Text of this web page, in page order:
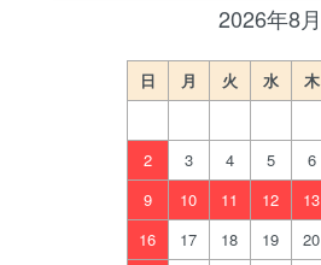
2026年8月
日 月 火 水 木
2
3 4 5 6
9
10 11 12 13
16
17 18 19 20